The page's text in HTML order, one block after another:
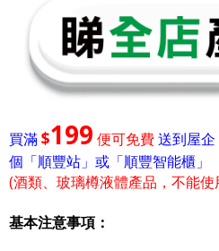
買滿$199 便可免費送到屋
個「順豐站」或「順豐智能櫃」
(酒類、玻璃樽液體產品，不能
基本注意事項：